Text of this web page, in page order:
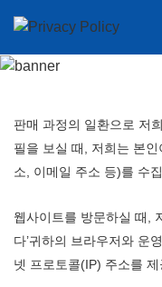
판매 과정의 일환으로 저
필을 보실 때, 저희는 본
소, 이메일 주소 등)를 수
웹사이트를 방문하실 때,
다’귀하의 브라우저와 운
넷 프로토콜(IP) 주소를 제